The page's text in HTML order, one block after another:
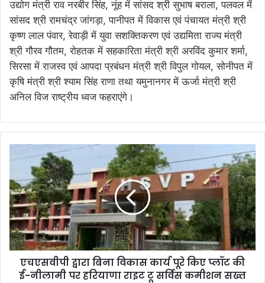
उद्योग मंत्री राव नरबीर सिंह, नूंह में सांसद श्री सुभाष बराला, पलवल में
सांसद श्री रामचंद्र जांगड़ा, पानीपत में विकास एवं पंचायत मंत्री श्री
कृष्ण लाल पंवार, रेवाड़ी में युवा सशक्तिकरण एवं उद्यमिता राज्य मंत्री
श्री गौरव गौतम, रोहतक में सहकारिता मंत्री श्री अरविंद कुमार शर्मा,
सिरसा में राजस्व एवं आपदा प्रबंधन मंत्री श्री विपुल गोयल, सोनीपत में
कृषि मंत्री श्री श्याम सिंह राणा तथा यमुनानगर में ऊर्जा मंत्री श्री
अनिल विज राष्ट्रीय ध्वज फहराएंगे।
एचएसवीपी द्वारा बिना विकास कार्य पूरे किए प्लॉट की
ई-नीलामी पर हरियाणा राइट टू सर्विस कमीशन सख्त